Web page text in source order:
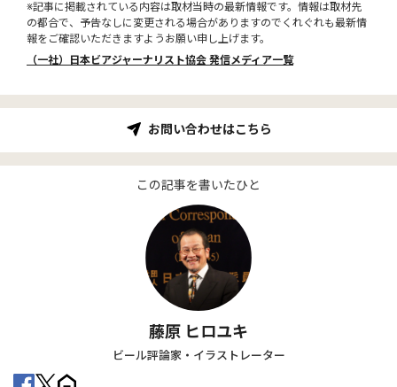
※記事に掲載されている内容は取材当時の最新情報です。情報は取材先
の都合で、予告なしに変更される場合がありますのでくれぐれも最新情
報をご確認いただきますようお願い申し上げます。
（一社）日本ビアジャーナリスト協会 発信メディア一覧
お問い合わせはこちら
この記事を書いたひと
藤原 ヒロユキ
ビール評論家・イラストレーター